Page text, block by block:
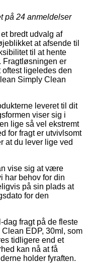
på 24 anmeldelser
bredt udvalg af
at afsende til
til at hente
Fragtløsningen er
ligeledes den
Simply Clean
leveret til dit
viser sig i
lige så vel ekstremt
for fragt er utvivlsomt
at du lever lige ved
vise sig at være
har behov for din
på sin plads at
for den
dag fragt på de fleste
EDP, 30ml, som
tidligere end et
kan nå at få
holder fyraften.